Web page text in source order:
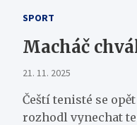
SPORT
Macháč
21. 11. 2025
Čeští tenisté se
rozhodl vynechat